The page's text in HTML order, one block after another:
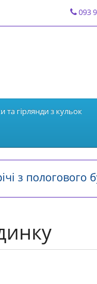
093
та гірлянди з кульок
з пологового